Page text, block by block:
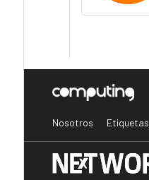
Nosotros Etiquetas